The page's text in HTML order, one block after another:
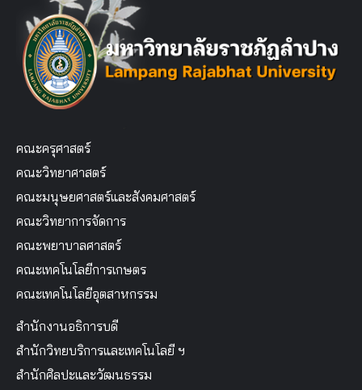
คณะครุศาสตร์
คณะวิทยาศาสตร์
คณะมนุษยศาสตร์และสังคมศาสตร์
คณะวิทยาการจัดการ
คณะพยาบาลศาสตร์
คณะเทคโนโลยีการเกษตร
คณะเทคโนโลยีอุตสาหกรรม
สำนักงานอธิการบดี
สำนักวิทยบริการและเทคโนโลยี ฯ
สำนักศิลปะและวัฒนธรรม